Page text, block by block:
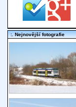
:. Nejnovější fotografie